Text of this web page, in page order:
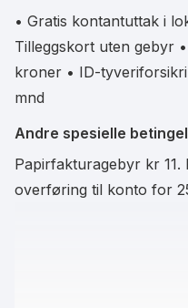
data fra bankene. På
• Gratis kontantuttak i
Tilleggskort uten gebyr
kroner • ID-
mnd
Andre spesielle
Papirfakturagebyr kr 11.
overføring til konto for